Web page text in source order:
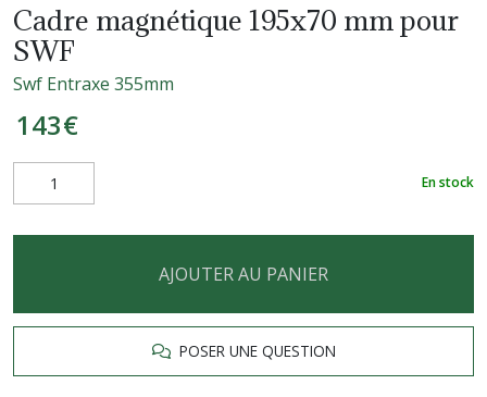
Cadre magnétique 195x70 mm pour
SWF
Swf Entraxe 355mm
143€
En stock
AJOUTER AU PANIER
POSER UNE QUESTION